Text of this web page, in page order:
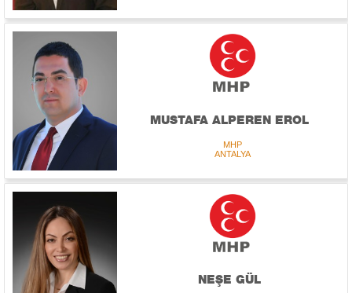
MUSTAFA ALPEREN EROL
MHP
ANTALYA
NEŞE GÜL